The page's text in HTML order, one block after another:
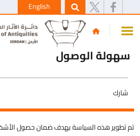
English
سهولة الوصول
شارك
تم تطوير هذه السياسة بهدف ضمان حصول